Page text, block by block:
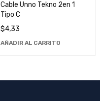
Cable Unno Tekno 2en 1
Tipo C
$4,33
AÑADIR AL CARRITO